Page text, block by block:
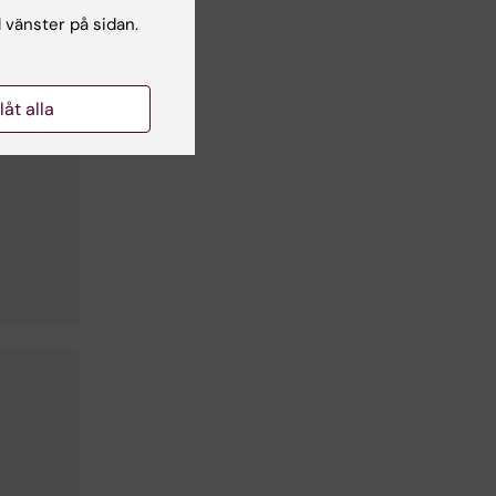
på sidan.
alla